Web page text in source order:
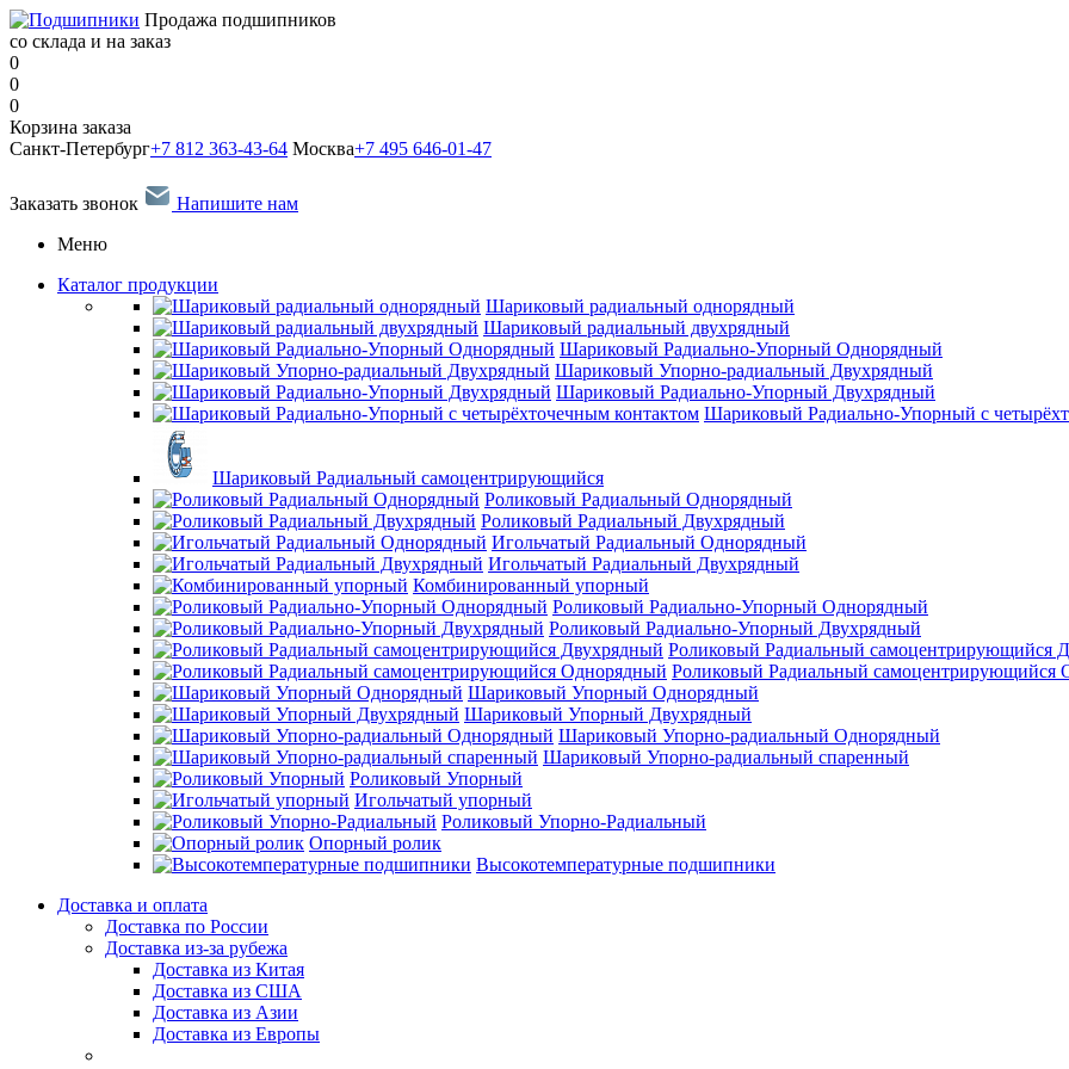
Продажа подшипников
со склада и на заказ
0
0
0
Корзина заказа
Санкт-Петербург+7 812 363-43-64 Москва+7 495 646-01-47
Заказать звонок
Напишите нам
Меню
Каталог продукции
Шариковый радиальный однорядный
Шариковый радиальный двухрядный
Шариковый Радиально-Упорный Однорядный
Шариковый Упорно-радиальный Двухрядный
Шариковый Радиально-Упорный Двухрядный
Шариковый Радиально-Упорный с
Шариковый Радиальный самоцентрирующийся
Роликовый Радиальный Однорядный
Роликовый Радиальный Двухрядный
Игольчатый Радиальный Однорядный
Игольчатый Радиальный Двухрядный
Комбинированный упорный
Роликовый Радиально-Упорный Однорядный
Роликовый Радиально-Упорный Двухрядный
Роликовый Радиальный самоцентрирующийся
Роликовый Радиальный самоцентрирующийся
Шариковый Упорный Однорядный
Шариковый Упорный Двухрядный
Шариковый Упорно-радиальный Однорядный
Шариковый Упорно-радиальный спаренный
Роликовый Упорный
Игольчатый упорный
Роликовый Упорно-Радиальный
Опорный ролик
Высокотемпературные подшипники
Доставка и оплата
Доставка по России
Доставка из-за рубежа
Доставка из Китая
Доставка из США
Доставка из Азии
Доставка из Европы